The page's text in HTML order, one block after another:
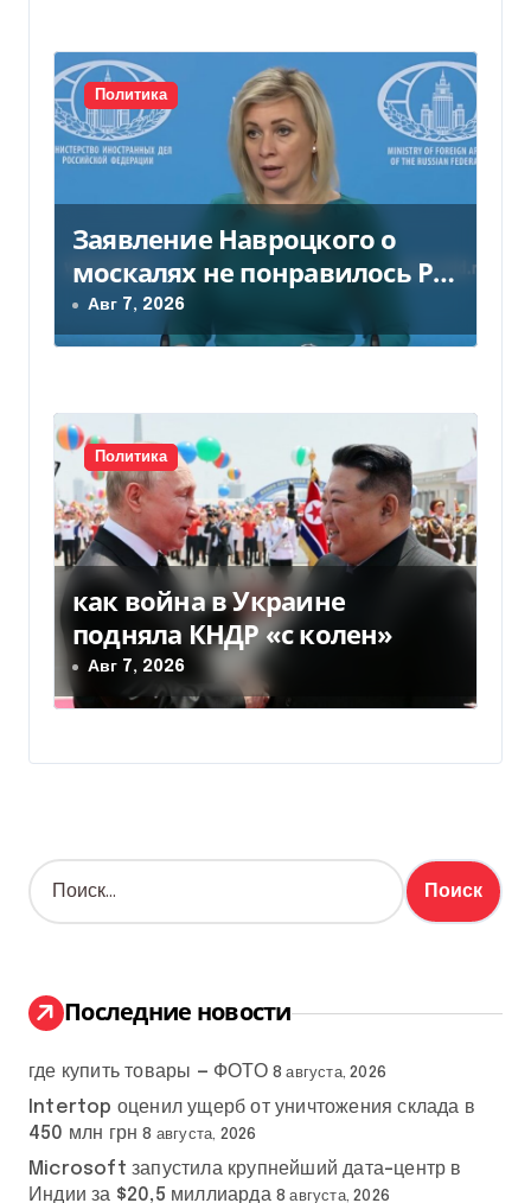
я
мПолитика
Заявление Навроцкого о
москалях не понравилось РФ
— видео
Авг 7, 2026
Политика
как война в Украине
подняла КНДР «с колен»
Авг 7, 2026
Н
а
:
Последние новости
где купить товары — ФОТО 8 августа, 2026
Intertop оценил ущерб от уничтожения склада в
450 млн грн 8 августа, 2026
Microsoft запустила крупнейший дата-центр в
Индии за $20,5 миллиарда 8 августа, 2026